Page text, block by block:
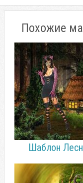
Похожие
Шаблон